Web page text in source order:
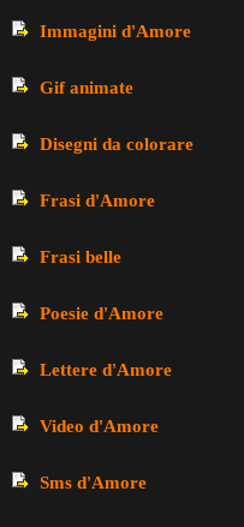
Immagini d'Amore
Gif animate
Disegni da colorare
Frasi d'Amore
Frasi belle
Poesie d'Amore
Lettere d'Amore
Video d'Amore
Sms d'Amore